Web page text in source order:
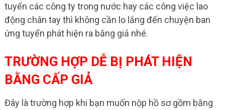
tuyển các công ty trong nước hay các công việc lao
động chân tay thì không cần lo lắng đến chuyện ban
ứng tuyển phát hiện ra bằng giả nhé.
TRƯỜNG HỢP DỄ BỊ PHÁT HIỆN
BẰNG CẤP GIẢ
Đây là trường hợp khi bạn muốn nộp hồ sơ gồm bằng